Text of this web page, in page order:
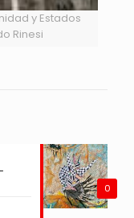
y Estados
Rinesi
0